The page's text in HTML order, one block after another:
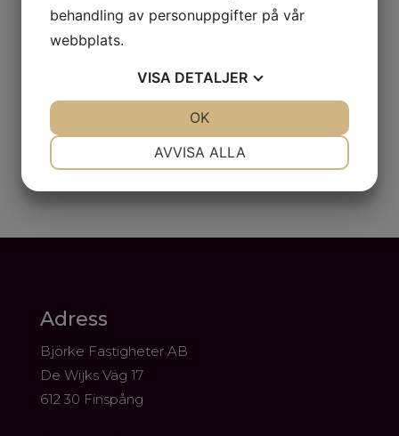
Adress
Björke Fastigheter AB
De Wijks Väg 17
612 30 Finspång
behandling av personuppgifter på vår
webbplats.
VISA DETALJER
AVVISA ALLA
OK